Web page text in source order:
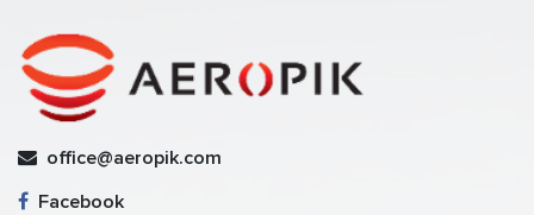
office@aeropik.com
Facebook